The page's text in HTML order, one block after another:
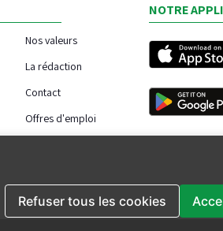
Nos valeurs
La rédaction
Contact
Offres d'emploi
NOTRE
Refuser tous les cookies